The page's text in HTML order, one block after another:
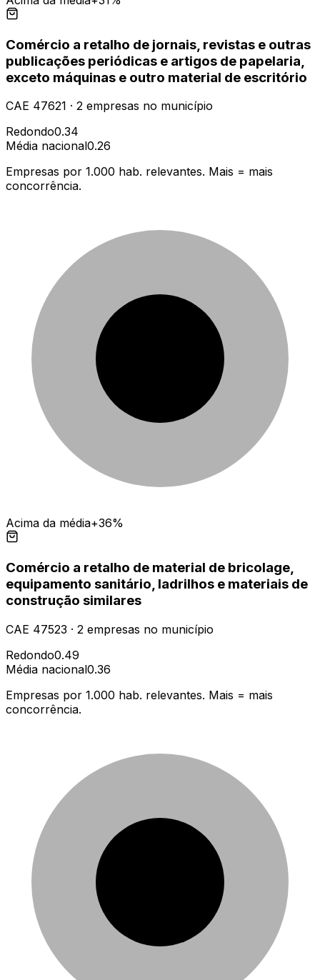
Comércio a retalho de jornais, revistas e outras
publicações periódicas e artigos de papelaria,
exceto máquinas e outro material de escritório
CAE 47621 · 2 empresas no município
Redondo0.34
Média nacional0.26
Empresas por 1.000 hab. relevantes. Mais = mais
concorrência.
Acima da média+36%
Comércio a retalho de material de bricolage,
equipamento sanitário, ladrilhos e materiais de
construção similares
CAE 47523 · 2 empresas no município
Redondo0.49
Média nacional0.36
Empresas por 1.000 hab. relevantes. Mais = mais
concorrência.